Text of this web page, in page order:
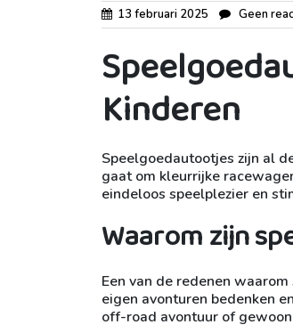
13 februari 2025 Geen
Kinderen
Speelgoedautootjes zijn al
gaat om kleurrijke
eindeloos speelplezier en
Waarom zijn
Een van de redenen
eigen avonturen bedenken
off-road avontuur of